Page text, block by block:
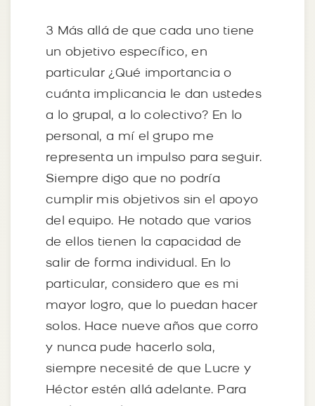
3 Más allá de que cada uno tiene
un objetivo específico, en
particular ¿Qué importancia o
cuánta implicancia le dan ustedes
a lo grupal, a lo colectivo? En lo
personal, a mí el grupo me
representa un impulso para seguir.
Siempre digo que no podría
cumplir mis objetivos sin el apoyo
del equipo. He notado que varios
de ellos tienen la capacidad de
salir de forma individual. En lo
particular, considero que es mi
mayor logro, que lo puedan hacer
solos. Hace nueve años que corro
y nunca pude hacerlo sola,
siempre necesité de que Lucre y
Héctor estén allá adelante. Para